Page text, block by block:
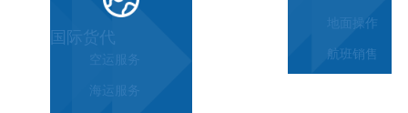
国际货代
空运服务
海运服务
地面操作
航班销售